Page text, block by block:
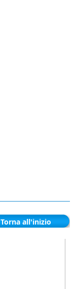
Torna all'inizio